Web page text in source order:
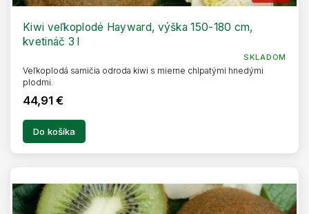
Kiwi veľkoplodé Hayward, výška 150-180 cm,
kvetináč 3 l
SKLADOM
44,91 €
Do košíka
Veľkoplodá samičia odroda kiwi s mierne chlpatými hnedými
plodmi.